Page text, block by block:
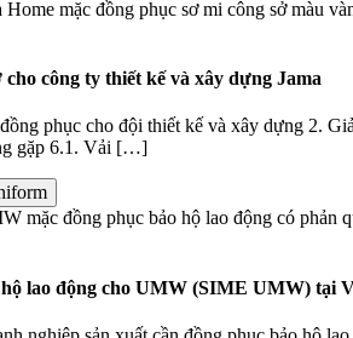
công ty thiết kế và xây dựng Jama
phục cho đội thiết kế và xây dựng 2.
gặp 6.1. Vải […]
lao động cho UMW (SIME UMW) tại